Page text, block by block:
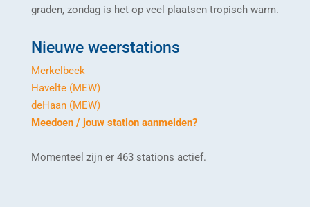
graden, zondag is het op veel plaatsen tropisch warm.
Nieuwe weerstations
Merkelbeek
Havelte (MEW)
deHaan (MEW)
Meedoen / jouw station aanmelden?
Momenteel zijn er 463 stations actief.